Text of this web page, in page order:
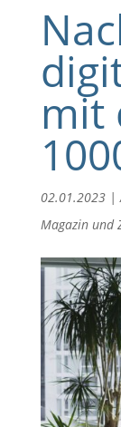
mit
02.01.2023|
Magazin und